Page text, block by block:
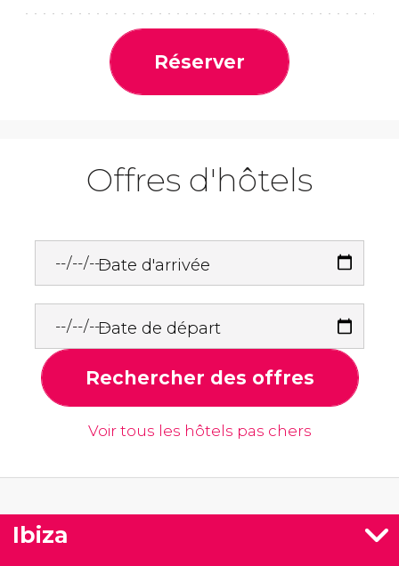
Réserver
Offres d'hôtels
Date d'arrivée
Date de départ
Rechercher des offres
Voir tous les hôtels pas chers
Ibiza